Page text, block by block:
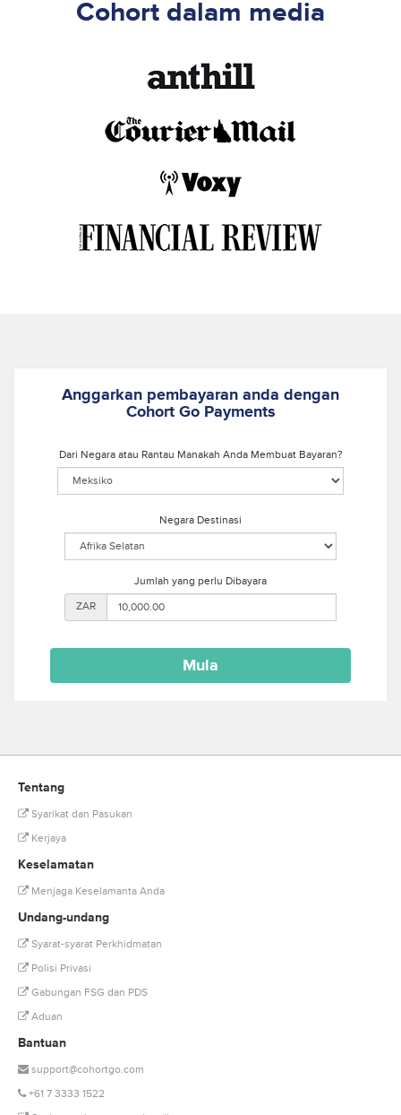
Cohort dalam media
Anggarkan pembayaran anda dengan
Cohort Go Payments
Dari Negara atau Rantau Manakah Anda Membuat Bayaran?
Negara Destinasi
Jumlah yang perlu Dibayara
ZAR
Tentang
Syarikat dan Pasukan
Kerjaya
Keselamatan
Menjaga Keselamanta Anda
Undang-undang
Syarat-syarat Perkhidmatan
Polisi Privasi
Gabungan FSG dan PDS
Aduan
Bantuan
support@cohortgo.com
+61 7 3333 1522